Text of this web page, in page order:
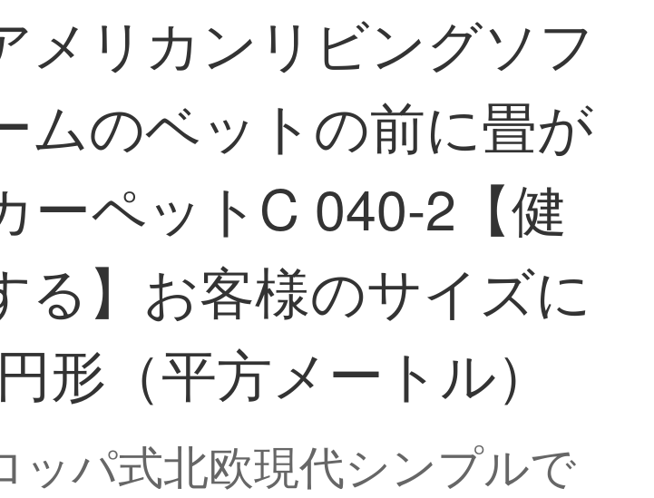
メリカンリビングソフ
ムのベットの前に畳が
ーペットC 040-2【健
る】お客様のサイズに
形（平方メートル）
ッパ式北欧現代シンプルで